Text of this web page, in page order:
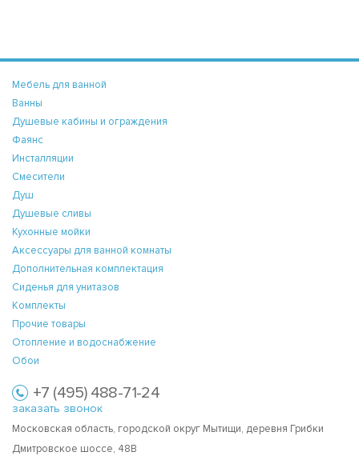
Мебель для ванной
Ванны
Душевые кабины и ограждения
Фаянс
Инсталляции
Смесители
Душ
Душевые сливы
Кухонные мойки
Аксессуары для ванной комнаты
Дополнительная комплектация
Сиденья для унитазов
Комплекты
Прочие товары
Отопление и водоснабжение
Обои
+7 (495) 488-71-24
заказать звонок
Московская область, городской округ Мытищи, деревня Грибки
Дмитровское шоссе, 48В